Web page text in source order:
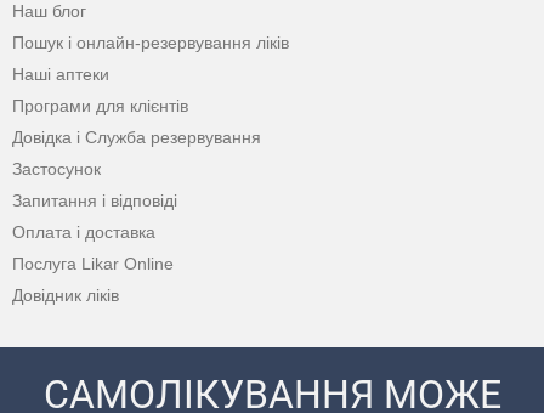
Наш блог
Пошук і онлайн-резервування ліків
Наші аптеки
Програми для клієнтів
Довідка і Служба резервування
Застосунок
Запитання і відповіді
Оплата і доставка
Послуга Likar Online
Довідник ліків
САМОЛІКУВАННЯ МОЖЕ